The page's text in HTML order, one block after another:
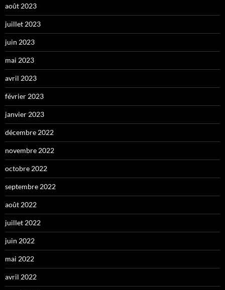
août 2023
juillet 2023
juin 2023
mai 2023
avril 2023
février 2023
janvier 2023
décembre 2022
novembre 2022
octobre 2022
septembre 2022
août 2022
juillet 2022
juin 2022
mai 2022
avril 2022